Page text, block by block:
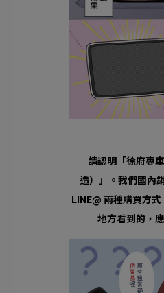
請認明「徐府專
造）」。我們國內
LINE@ 兩種購買方
地方看到的，